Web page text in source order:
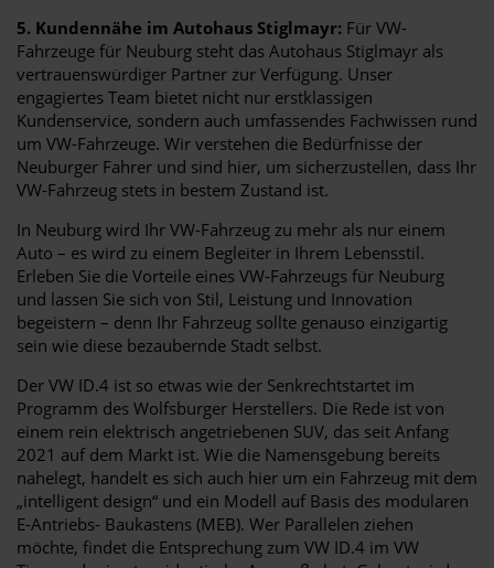
5. Kundennähe im Autohaus Stiglmayr: Für VW-
Fahrzeuge für Neuburg steht das Autohaus Stiglmayr als
vertrauenswürdiger Partner zur Verfügung. Unser
engagiertes Team bietet nicht nur erstklassigen
Kundenservice, sondern auch umfassendes Fachwissen rund
um VW-Fahrzeuge. Wir verstehen die Bedürfnisse der
Neuburger Fahrer und sind hier, um sicherzustellen, dass Ihr
VW-Fahrzeug stets in bestem Zustand ist.
In Neuburg wird Ihr VW-Fahrzeug zu mehr als nur einem
Auto – es wird zu einem Begleiter in Ihrem Lebensstil.
Erleben Sie die Vorteile eines VW-Fahrzeugs für Neuburg
und lassen Sie sich von Stil, Leistung und Innovation
begeistern – denn Ihr Fahrzeug sollte genauso einzigartig
sein wie diese bezaubernde Stadt selbst.
Der VW ID.4 ist so etwas wie der Senkrechtstartet im
Programm des Wolfsburger Herstellers. Die Rede ist von
einem rein elektrisch angetriebenen SUV, das seit Anfang
2021 auf dem Markt ist. Wie die Namensgebung bereits
nahelegt, handelt es sich auch hier um ein Fahrzeug mit dem
„intelligent design“ und ein Modell auf Basis des modularen
E-Antriebs- Baukastens (MEB). Wer Parallelen ziehen
möchte, findet die Entsprechung zum VW ID.4 im VW